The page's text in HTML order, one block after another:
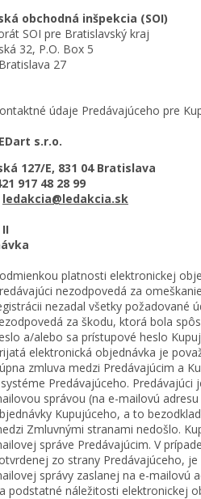
obchodná inšpekcia (SOI)
SOI pre Bratislavský kraj
32, P.O. Box 5
27
údaje Predávajúceho pre
s.r.o.
127/E, 831 04 Bratislava
917 48 28 99
ledakcia@ledakcia.sk
platnosti elektronickej
nezodpovedá za
nezadal všetky požadované
za škodu, ktorá bola
a/alebo sa prístupové heslo
elektronická objednávka je
zmluva medzi Predávajúcim a
Predávajúceho.
správou (na e-mailovú
Kupujúceho, a to
Zmluvnými stranami nedošlo.
správe Predávajúcim. V
zo strany Predávajúceho,
správy zaslanej na e-mailovú
podstatné náležitosti elektronickej